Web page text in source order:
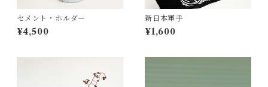
セメント・ホルダー
¥4,500
新日本軍手
¥1,600